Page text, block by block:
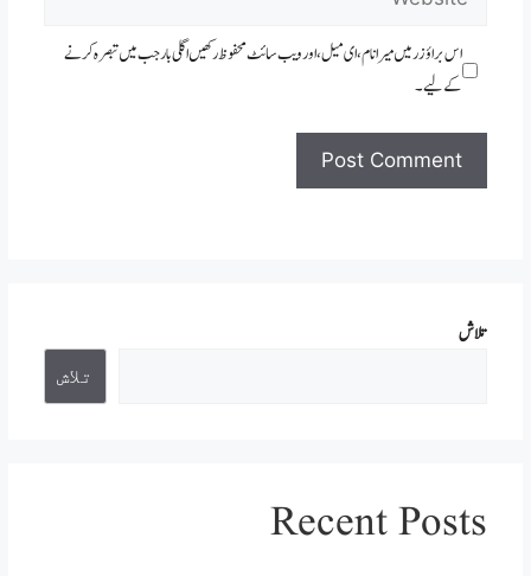
اس براؤزر میں میرا نام، ای میل، اور ویب سائٹ محفوظ رکھیں اگلی بار جب میں تبصرہ کرنے
کےلیے۔
تلاش
تلاش
Recent Posts